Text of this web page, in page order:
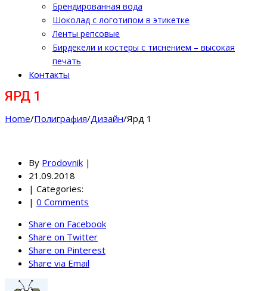
Брендированная вода
Шоколад с логотипом в этикетке
Ленты репсовые
Бирдекели и костеры с тиснением – высокая
печать
Контакты
ЯРД 1
Home/Полиграфия/Дизайн/Ярд 1
By Prodovnik |
21.09.2018
| Categories:
| 0 Comments
Share on Facebook
Share on Twitter
Share on Pinterest
Share via Email